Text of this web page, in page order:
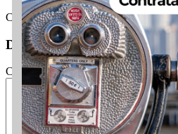
CategoríasDescuentos para tu viaje
Deja un comentario
Comentario